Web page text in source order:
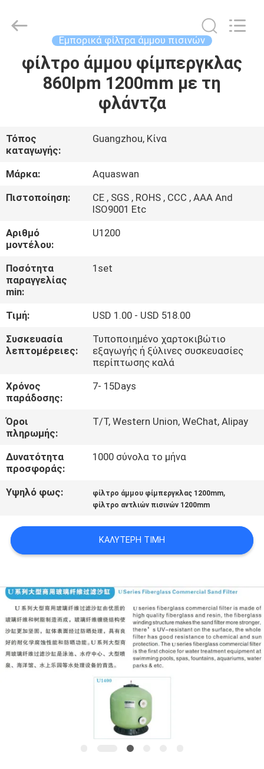
ΣΠΊΤΙ
ΠΕΡΊΠΟΥ
ΕΜΕΊΣ
ΓΎΡΟΣ
ΕΡΓΟΣΤΑΣΊΩΝ
ΠΟΙΟΤΙΚΌΣ
ΈΛΕΓΧΟΣ
ΜΑΣ
ΕΛΆΤΕ
ΣΕ
ΜΕ
ΖΗΤΉΣΤΕ
ΈΝΑ
ΑΠΌΣΠΑΣΜΑ
SITEMAP
PRIVACY
POLICY
co,.ltd.
Εμπορικά φίλτρα άμμου πισινών
φίλτρο άμμου φίμπεργκλας
860Ipm 1200mm με τη
φλάντζα
Τόπος
καταγωγής:
Guangzhou, Κίνα
Μάρκα:
Aquaswan
Πιστοποίηση:
CE , SGS , ROHS , CCC , AAA And
ISO9001 Etc
Αριθμό
μοντέλου:
U1200
Ποσότητα
παραγγελίας
min:
1set
Τιμή:
USD 1.00 - USD 518.00
Συσκευασία
λεπτομέρειες:
Τυποποιημένο χαρτοκιβώτιο
εξαγωγής ή ξύλινες συσκευασίες
περίπτωσης καλά
Χρόνος
παράδοσης:
7- 15Days
Όροι
πληρωμής:
T/T, Western Union, WeChat, Alipay
Δυνατότητα
προσφοράς:
1000 σύνολα το μήνα
Υψηλό φως: φίλτρο άμμου φίμπεργκλας 1200mm,
φίλτρο αντλιών πισινών 1200mm
ΚΑΛΎΤΕΡΗ ΤΙΜΉ